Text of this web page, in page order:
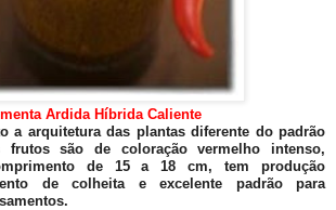
Ardida Híbrida Caliente
a arquitetura das plantas diferente do padrão
são de coloração vermelho intenso,
de 15 a 18 cm, tem produção
de colheita e excelente padrão para